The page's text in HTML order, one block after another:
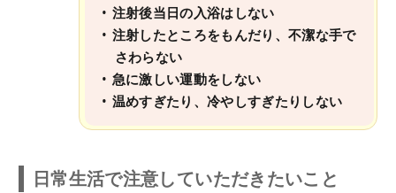
注射後当日の入浴はしない
注射したところをもんだり、不潔な手で
さわらない
急に激しい運動をしない
温めすぎたり、冷やしすぎたりしない
日常生活で注意していただきたいこと